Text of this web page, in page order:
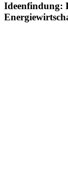
Ideenfindung: